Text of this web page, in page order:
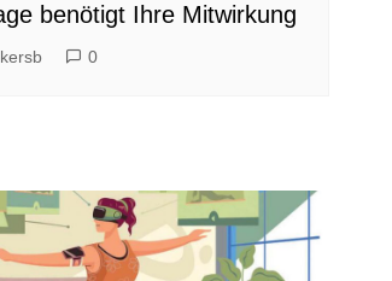
benötigt Ihre Mitwirkung
0